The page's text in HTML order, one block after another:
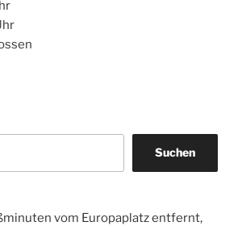
Suchen
vom Europaplatz entfernt,